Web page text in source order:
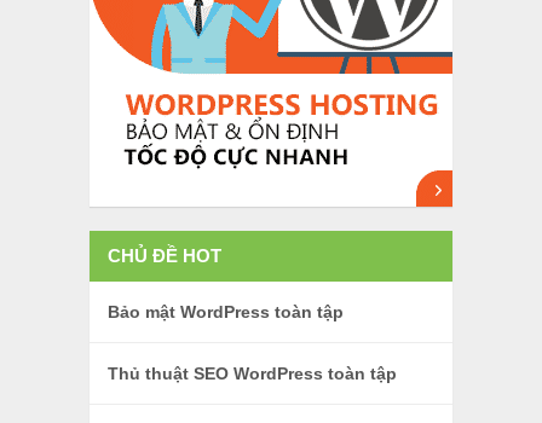
CHỦ ĐỀ HOT
Bảo mật WordPress toàn tập
Thủ thuật SEO WordPress toàn tập